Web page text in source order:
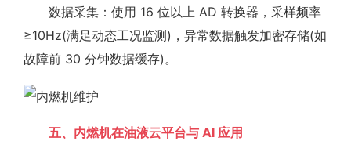
数据采集：使用 16 位以上 AD 转换器，采样频率
≥10Hz(满足动态工况监测)，异常数据触发加密存储(如
故障前 30 分钟数据缓存)。
五、内燃机在油液云平台与 AI 应用